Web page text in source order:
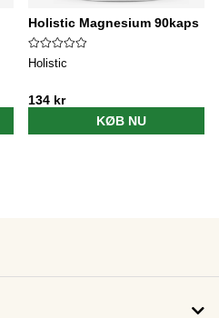
Holistic Magnesium 90kaps
Holistic
134 kr
KØB NU